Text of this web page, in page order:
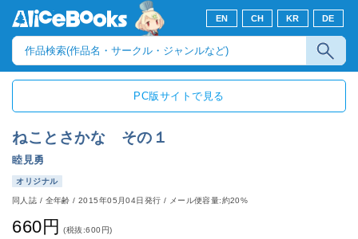
EN CH KR DE
PC版サイトで見る
ねことさかな その１
睦見勇
オリジナル
同人誌 / 全年齢/2015年05月04日発行 / メール便容量:約20%
660円 (税抜:600円)